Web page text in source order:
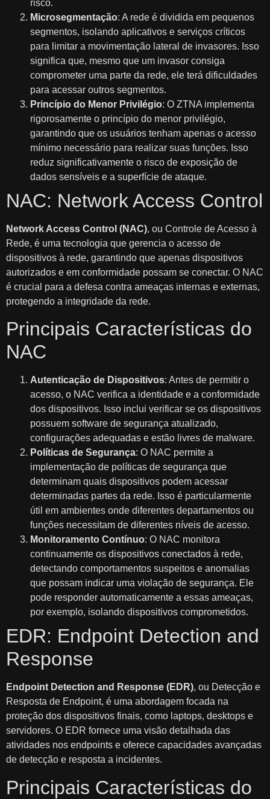
risco.
Microsegmentação: A rede é dividida em pequenos
segmentos, isolando aplicativos e serviços críticos
para limitar a movimentação lateral de invasores. Isso
significa que, mesmo que um invasor consiga
comprometer uma parte da rede, ele terá dificuldades
para acessar outros segmentos.
Princípio do Menor Privilégio: O ZTNA implementa
rigorosamente o princípio do menor privilégio,
garantindo que os usuários tenham apenas o acesso
mínimo necessário para realizar suas funções. Isso
reduz significativamente o risco de exposição de
dados sensíveis e a superfície de ataque.
NAC: Network Access Control
Network Access Control (NAC), ou Controle de Acesso à
Rede, é uma tecnologia que gerencia o acesso de
dispositivos à rede, garantindo que apenas dispositivos
autorizados e em conformidade possam se conectar. O NAC
é crucial para a defesa contra ameaças internas e externas,
protegendo a integridade da rede.
Principais Características do
NAC
Autenticação de Dispositivos: Antes de permitir o
acesso, o NAC verifica a identidade e a conformidade
dos dispositivos. Isso inclui verificar se os dispositivos
possuem software de segurança atualizado,
configurações adequadas e estão livres de malware.
Políticas de Segurança: O NAC permite a
implementação de políticas de segurança que
determinam quais dispositivos podem acessar
determinadas partes da rede. Isso é particularmente
útil em ambientes onde diferentes departamentos ou
funções necessitam de diferentes níveis de acesso.
Monitoramento Contínuo: O NAC monitora
continuamente os dispositivos conectados à rede,
detectando comportamentos suspeitos e anomalias
que possam indicar uma violação de segurança. Ele
pode responder automaticamente a essas ameaças,
por exemplo, isolando dispositivos comprometidos.
EDR: Endpoint Detection and
Response
Endpoint Detection and Response (EDR), ou Detecção e
Resposta de Endpoint, é uma abordagem focada na
proteção dos dispositivos finais, como laptops, desktops e
servidores. O EDR fornece uma visão detalhada das
atividades nos endpoints e oferece capacidades avançadas
de detecção e resposta a incidentes.
Principais Características do